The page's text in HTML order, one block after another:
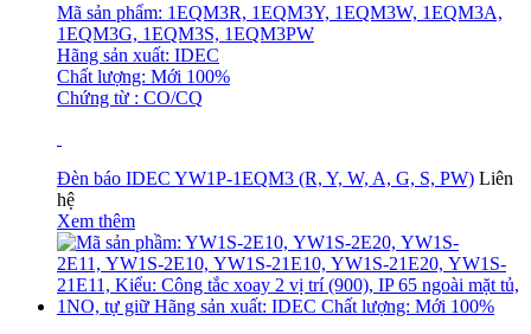
Mã sản phẩm: 1EQM3R, 1EQM3Y, 1EQM3W, 1EQM3A,
1EQM3G, 1EQM3S, 1EQM3PW
Hãng sản xuất: IDEC
Chất lượng: Mới 100%
Chứng từ : CO/CQ
Đèn báo IDEC YW1P-1EQM3 (R, Y, W, A, G, S, PW) Liên
hệ
Xem thêm